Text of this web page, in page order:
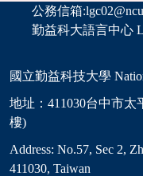
國立勤益科技大學
地址：411030台中市
樓)
Address: No.57, Sec 2,
411030, Taiwan
公務信箱
勤益科大語言中心